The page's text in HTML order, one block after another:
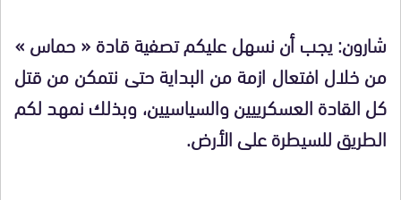
شارون: يجب أن نسهل عليكم تصفية قادة « حماس »
من خلال افتعال ازمة من البداية حتى نتمكن من قتل
كل القادة العسكرييين والسياسيين، وبذلك نمهد لكم
الطريق للسيطرة على الأرض.